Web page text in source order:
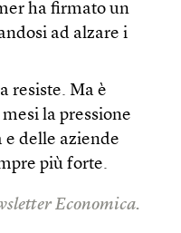
ha firmato un
ad alzare i
resiste. Ma è
la pressione
e delle aziende
più forte.
Economica.